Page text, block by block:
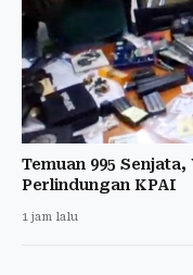
Temuan 995
Perlindungan KPAI
1 jam lalu